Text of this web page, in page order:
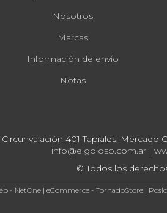
Nosotros
Marcas
Información de envío
Notas
401 Tapiales, Mercado
info@elgoloso.com.ar|
© Todos los
- NetOne| eCommerce - TornadoStore|